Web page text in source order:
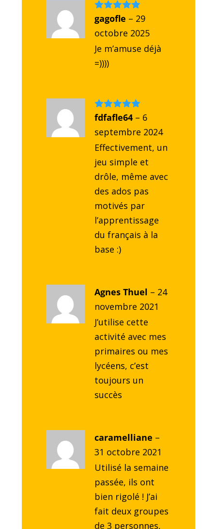
Note5sur
5
gagofle – 29
octobre 2025
Je m’amuse déjà
=))))
Note5sur
fdfafle64 – 6
septembre 2024
Effectivement, un
jeu simple et
drôle, même avec
des ados pas
motivés par
l’apprentissage
du français à la
base :)
Agnes Thuel – 24
novembre 2021
J’utilise cette
activité avec mes
primaires ou mes
lycéens, c’est
toujours un
succès
caramelliane –
31 octobre 2021
Utilisé la semaine
passée, ils ont
bien rigolé ! J’ai
fait deux groupes
de 3 personnes,